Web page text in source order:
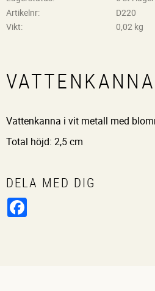
Artikelnr
D220
Vikt
0,02 kg
Vattenkanna i vit metall med
Total höjd: 2,5 cm
DELA MED DIG